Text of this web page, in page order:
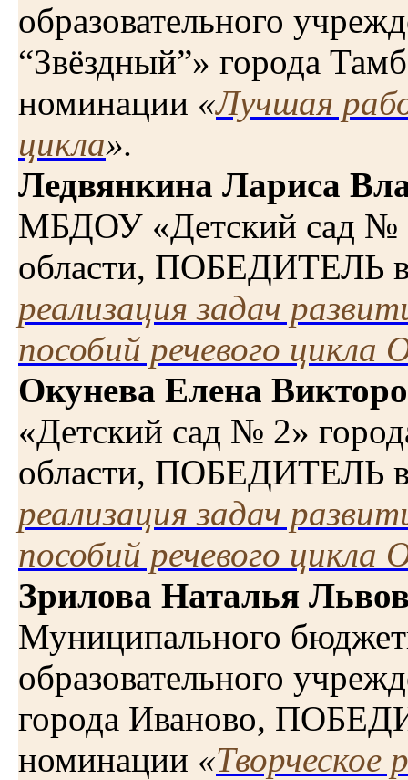
образовательного
“Звёздный”» города
номинации «Лучшая
цикла».
Ледвянкина Лариса
МБДОУ «Детский сад №
области, ПОБЕДИТЕЛЬ
реализация задач
пособий речевого
Окунева Елена
«Детский сад № 2»
области, ПОБЕДИТЕЛЬ
реализация задач
пособий речевого
Зрилова Наталья
Муниципального
образовательного
города Иваново,
номинации «Творческое